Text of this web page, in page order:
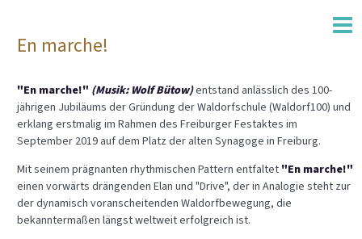
En marche!
"En marche!" (Musik: Wolf Bütow)entstand anlässlich des 100-
jährigen Jubiläums der Gründung der Waldorfschule (Waldorf100) und
erklang erstmalig im Rahmen des Freiburger Festaktes im
September 2019 auf dem Platz der alten Synagoge in Freiburg.
Mit seinem prägnanten rhythmischen Pattern entfaltet "En marche!"
einen vorwärts drängenden Elan und "Drive", der in Analogie steht zur
der dynamisch voranscheitenden Waldorfbewegung, die
bekanntermaßen längst weltweit erfolgreich ist.